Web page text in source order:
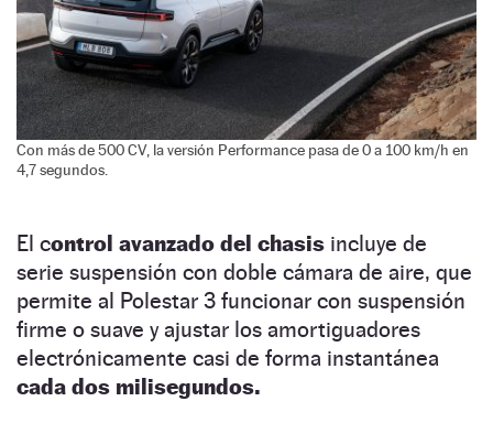
Con más de 500 CV, la versión Performance pasa de 0 a 100 km/h en
4,7 segundos.
El control avanzado del chasis incluye de
serie suspensión con doble cámara de aire, que
permite al Polestar 3 funcionar con suspensión
firme o suave y ajustar los amortiguadores
electrónicamente casi de forma instantánea
cada dos milisegundos.